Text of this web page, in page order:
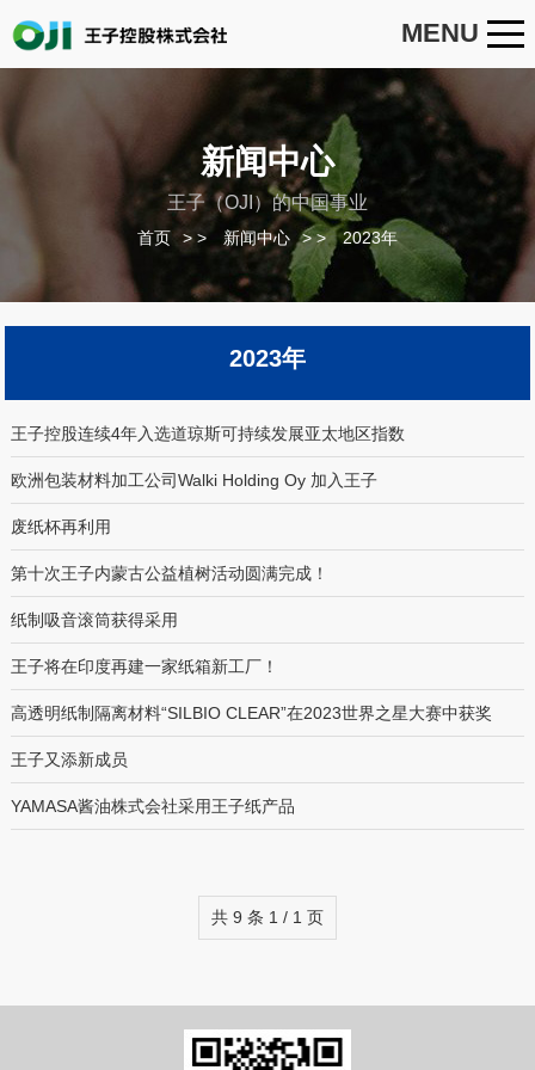
MENU
新闻中心
王子（OJI）的中国事业
首页 > 新闻中心 > 2023年
2023年
王子控股连续4年入选道琼斯可持续发展亚太地区指数
欧洲包装材料加工公司Walki Holding Oy 加入王子
废纸杯再利用
第十次王子内蒙古公益植树活动圆满完成！
纸制吸音滚筒获得采用
王子将在印度再建一家纸箱新工厂！
高透明纸制隔离材料“SILBIO CLEAR”在2023世界之星大赛中获奖
王子又添新成员
YAMASA酱油株式会社采用王子纸产品
共 9 条 1 / 1 页